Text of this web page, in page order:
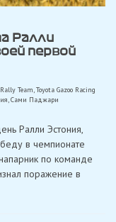
Ралли
первой
Team,Toyota Gazoo Racing
,Сами Паджари
Ралли Эстония,
в чемпионате
по команде
поражение в